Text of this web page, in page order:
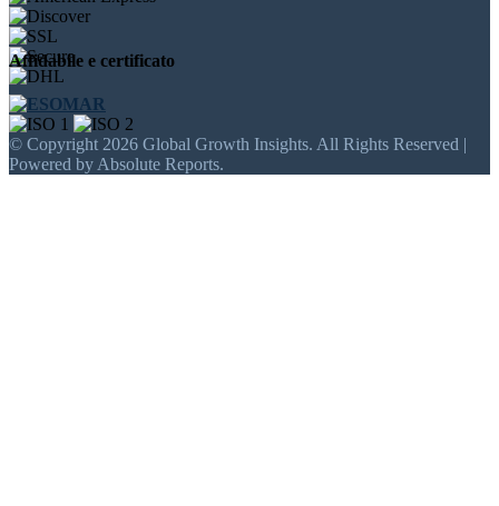
Affidabile e certificato
© Copyright 2026 Global Growth Insights. All Rights Reserved |
Powered by Absolute Reports.